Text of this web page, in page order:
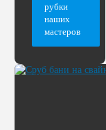
рубки
наших
мастеров